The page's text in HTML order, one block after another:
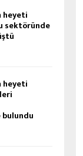
heyeti
sektöründe
heyeti